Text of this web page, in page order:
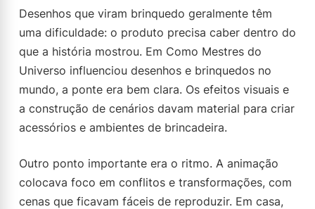
Desenhos que viram brinquedo geralmente têm
uma dificuldade: o produto precisa caber dentro do
que a história mostrou. Em Como Mestres do
Universo influenciou desenhos e brinquedos no
mundo, a ponte era bem clara. Os efeitos visuais e
a construção de cenários davam material para criar
acessórios e ambientes de brincadeira.
Outro ponto importante era o ritmo. A animação
colocava foco em conflitos e transformações, com
cenas que ficavam fáceis de reproduzir. Em casa,